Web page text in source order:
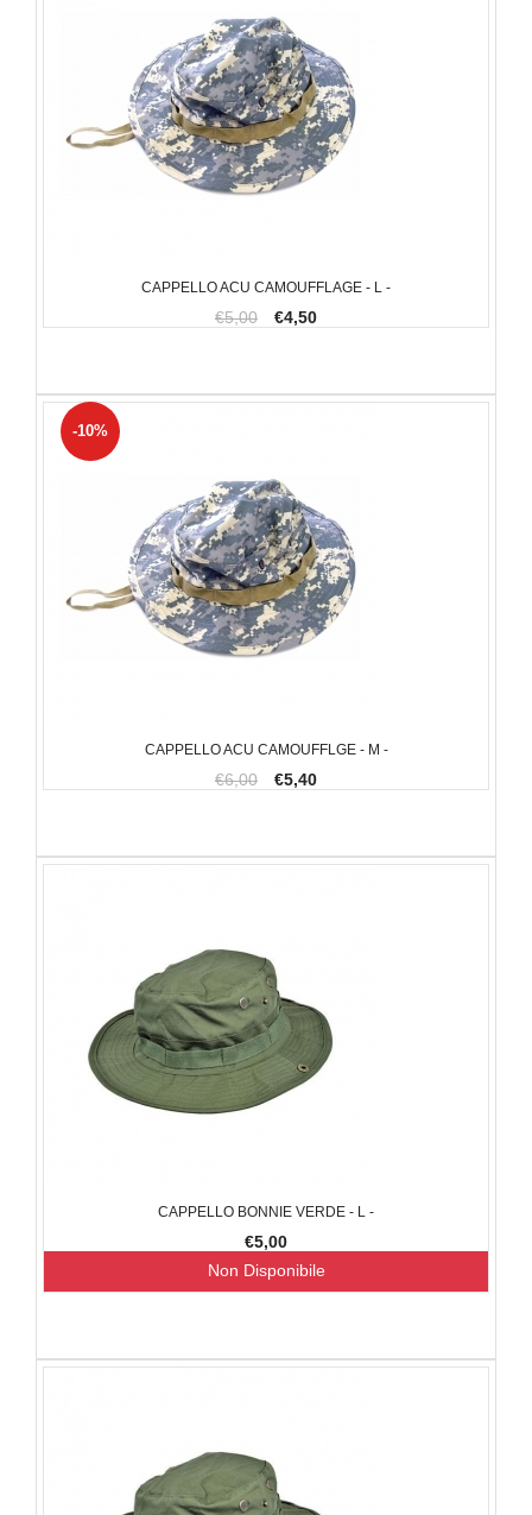
CAPPELLO ACU CAMOUFFLAGE - L -
€5,00 €4,50
CAPPELLO ACU CAMOUFFLGE - M -
€6,00 €5,40
-10%
CAPPELLO BONNIE VERDE - L -
€5,00
Non Disponibile